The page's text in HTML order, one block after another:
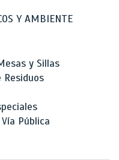
Y AMBIENTE
y Sillas
Residuos
Pública